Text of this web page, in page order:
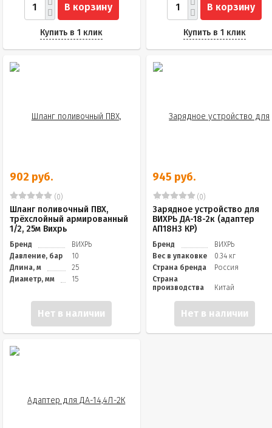
В корзину
Купить в 1 клик
В корзину
Купить в 1 клик
902 руб.
(0)
Шланг поливочный ПВХ,
трёхслойный армированный
1/2, 25м Вихрь
Бренд
ВИХРЬ
Давление, бар
10
Длина, м
25
Диаметр, мм
15
Нет в наличии
945 руб.
(0)
Зарядное устройство для
ВИХРЬ ДА-18-2к (адаптер
АП18Н3 КР)
Бренд
ВИХРЬ
Вес в упаковке
0.34 кг
Страна бренда
Россия
Страна
производства
Китай
Нет в наличии